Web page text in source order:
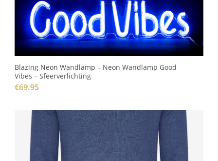
Blazing Neon Wandlamp – Neon Wandlamp Good
Vibes – Sfeerverlichting
€69.95